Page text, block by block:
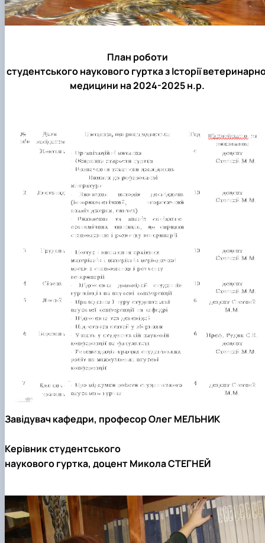
План роботи
студентського наукового гуртка з Історії
медицини на 2024-2025 н.р.
Завідувач кафедри, професор Олег МЕЛЬНИК
Керівник студентського
наукового гуртка, доцент Микола СТЕГНЕЙ